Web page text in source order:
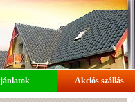
Akciós szállás